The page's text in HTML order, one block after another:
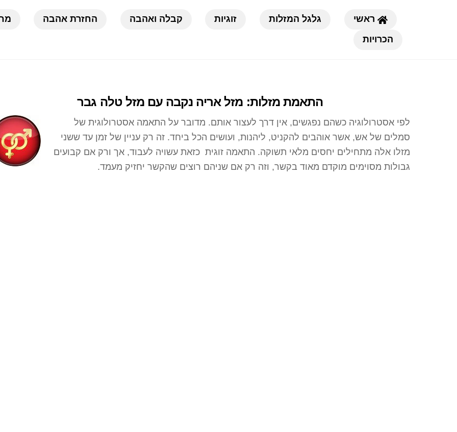
ראשי גלגל המזלות זוגיות קבלה ואהבה החזרת אהבה
הכרויות
התאמת מזלות: מזל אריה נקבה עם מזל טלה גבר
לפי אסטרולוגיה כשהם נפגשים, אין דרך לעצור אותם. מדובר על התאמה אסטרולוגית של
סמלים של אש, אשר אוהבים להקניט, ליהנות, ועושים הכל ביחד. זה רק עניין של זמן עד ששני
מזלו אלה מתחילים יחסים מלאי תשוקה. התאמה זוגית כזאת עשויה לעבוד, אך ורק אם קבועים
גבולות מסוימים מוקדם מאוד בקשר, וזה רק אם שניהם רוצים שהקשר יחזיק מעמד.